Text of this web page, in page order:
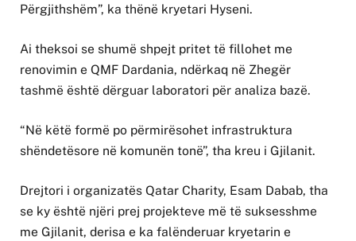
Përgjithshëm”, ka thënë kryetari Hyseni.
Ai theksoi se shumë shpejt pritet të fillohet me
renovimin e QMF Dardania, ndërkaq në Zhegër
tashmë është dërguar laboratori për analiza bazë.
“Në këtë formë po përmirësohet infrastruktura
shëndetësore në komunën tonë”, tha kreu i Gjilanit.
Drejtori i organizatës Qatar Charity, Esam Dabab, tha
se ky është njëri prej projekteve më të suksesshme
me Gjilanit, derisa e ka falënderuar kryetarin e